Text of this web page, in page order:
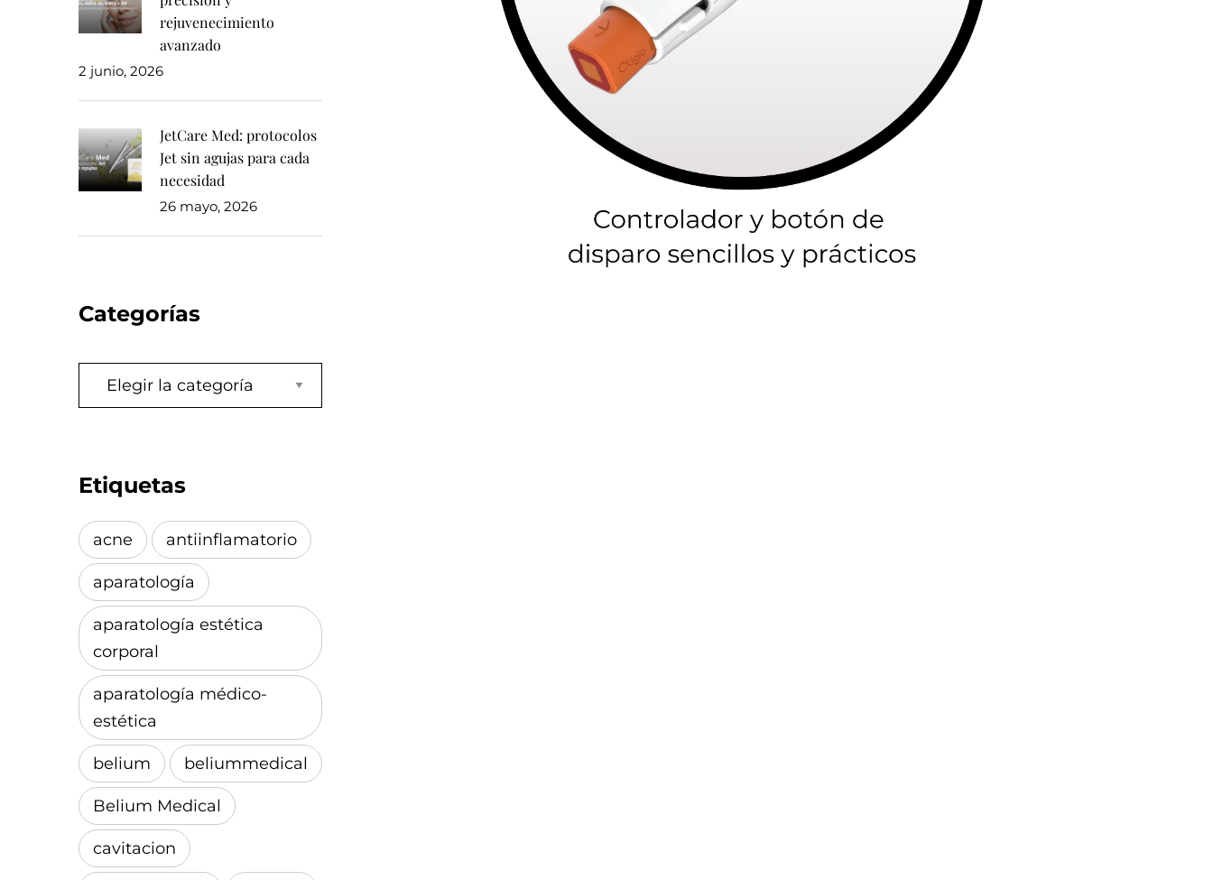
rejuvenecimiento
avanzado
2 junio, 2026
JetCare Med: protocolos
Jet sin agujas para cada
necesidad
26 mayo, 2026
Categorías
Categorías
Etiquetas
acne antiinflamatorio
aparatología
aparatología estética
corporal
aparatología médico-
estética
belium beliummedical
Belium Medical
cavitacion